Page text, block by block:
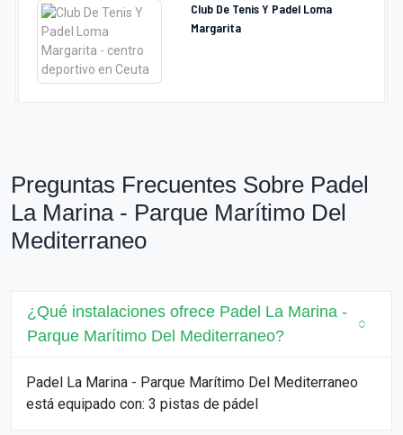
Club De Tenis Y Padel Loma
Margarita
Preguntas Frecuentes Sobre Padel
La Marina - Parque Marítimo Del
Mediterraneo
¿Qué instalaciones ofrece Padel La Marina -
Parque Marítimo Del Mediterraneo?
Padel La Marina - Parque Marítimo Del Mediterraneo
está equipado con: 3 pistas de pádel